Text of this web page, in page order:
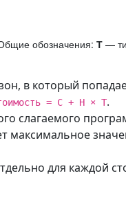
обозначения: Т —
в который
= С + Н × Т.
слагаемого
максимальное
для каждой